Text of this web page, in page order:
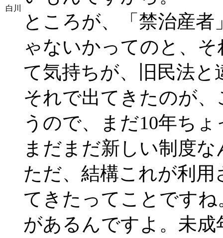
白川
ところが、「禁治産
ゃないかってのと、
て気持ちが、旧民法
それで出てきたのが
うので、まだ10年ち
まだまだ新しい制度
ただ、結構これが利
てきたってことです
があるんですよ。未